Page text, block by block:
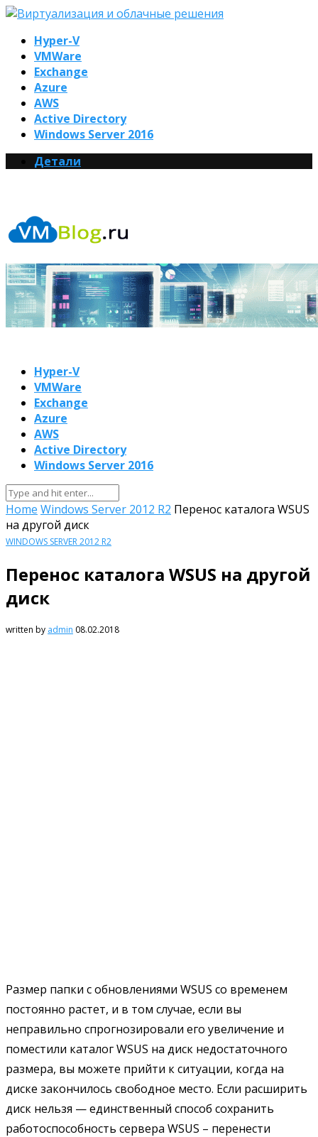
Hyper-V
VMWare
Exchange
Azure
AWS
Active Directory
Windows Server 2016
Детали
Hyper-V
VMWare
Exchange
Azure
AWS
Active Directory
Windows Server 2016
Home Windows Server 2012 R2 Перенос каталога WSUS
на другой диск
WINDOWS SERVER 2012 R2
Перенос каталога WSUS на другой
диск
written by admin 08.02.2018
Размер папки с обновлениями WSUS со временем
постоянно растет, и в том случае, если вы
неправильно спрогнозировали его увеличение и
поместили каталог WSUS на диск недостаточного
размера, вы можете прийти к ситуации, когда на
диске закончилось свободное место. Если расширить
диск нельзя — единственный способ сохранить
работоспособность сервера WSUS – перенести